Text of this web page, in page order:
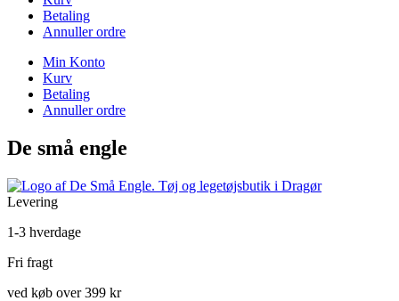
Betaling
Annuller ordre
Min Konto
Kurv
Betaling
Annuller ordre
De små engle
Levering
1-3 hverdage
Fri fragt
ved køb over 399 kr